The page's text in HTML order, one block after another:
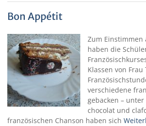
Bon Appétit
Zum
haben die
Klassen von
verschiedene
gebacken –
chocolat und
französischen Chanson haben sich